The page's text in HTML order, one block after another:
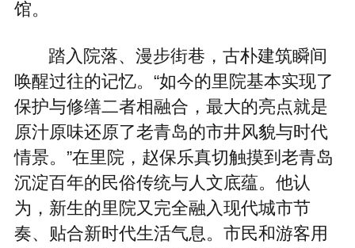
馆。
踏入院落、漫步街巷，古朴建筑瞬间
唤醒过往的记忆。“如今的里院基本实现了
保护与修缮二者相融合，最大的亮点就是
原汁原味还原了老青岛的市井风貌与时代
情景。”在里院，赵保乐真切触摸到老青岛
沉淀百年的民俗传统与人文底蕴。他认
为，新生的里院又完全融入现代城市节
奏、贴合新时代生活气息。市民和游客用